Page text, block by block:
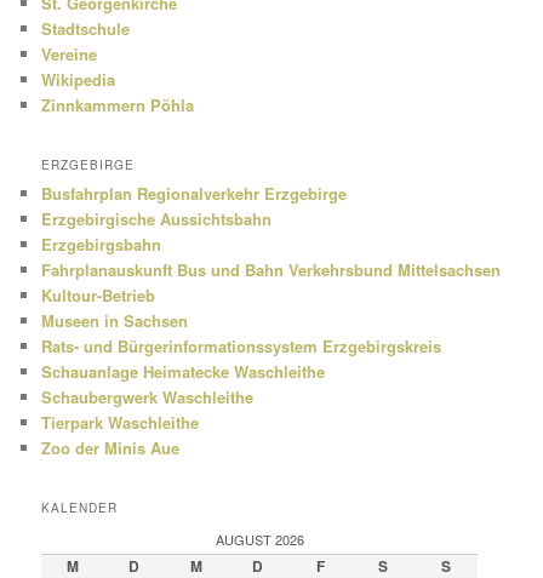
Stadtschule
Vereine
Wikipedia
Zinnkammern Pöhla
ERZGEBIRGE
Busfahrplan Regionalverkehr Erzgebirge
Erzgebirgische Aussichtsbahn
Erzgebirgsbahn
Fahrplanauskunft Bus und Bahn Verkehrsbund Mittelsachsen
Kultour-Betrieb
Museen in Sachsen
Rats- und Bürgerinformationssystem Erzgebirgskreis
Schauanlage Heimatecke Waschleithe
Schaubergwerk Waschleithe
Tierpark Waschleithe
Zoo der Minis Aue
KALENDER
AUGUST 2026
M D M D F S S